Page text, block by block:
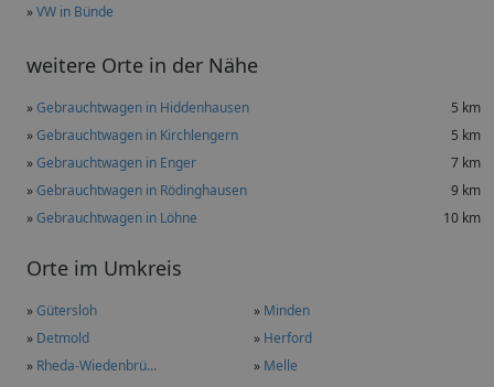
»VW in Bünde
weitere Orte in der Nähe
»Gebrauchtwagen in Hiddenhausen
5 km
»Gebrauchtwagen in Kirchlengern
5 km
»Gebrauchtwagen in Enger
7 km
»Gebrauchtwagen in Rödinghausen
9 km
»Gebrauchtwagen in Löhne 10 km
Orte im Umkreis
»Gütersloh » Minden
» Detmold » Herford
» Rheda-Wiedenbrü... » Melle